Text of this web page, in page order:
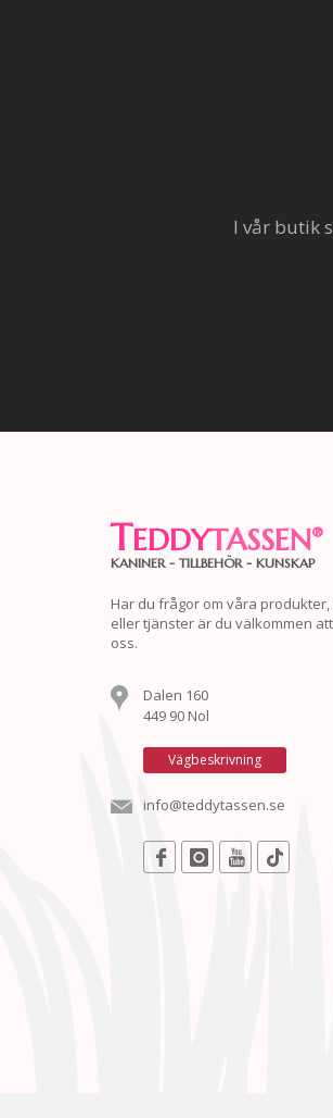
I vår butik
TEDDYTASSEN®
KANINER - TILLBEHÖR - KUNSKAP
Har du frågor om våra
eller tjänster är du välkommen
oss.
Dalen 160
449 90 Nol
Vägbeskrivning
info@teddytassen.se